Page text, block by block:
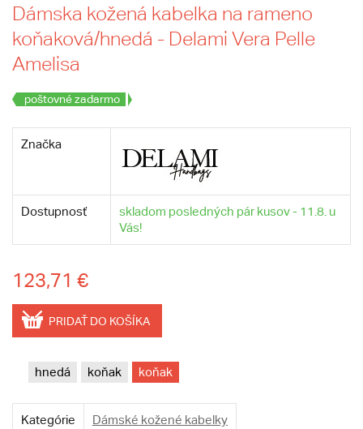
Dámska kožená kabelka na rameno
koňaková/hnedá - Delami Vera Pelle
Amelisa
poštovné zadarmo
Značka
Dostupnosť
skladom posledných pár kusov - 11.8. u
Vás!
123,71 €
PRIDAŤ DO KOŠÍKA
hnedá koňak koňak
Kategórie Dámské kožené kabelky